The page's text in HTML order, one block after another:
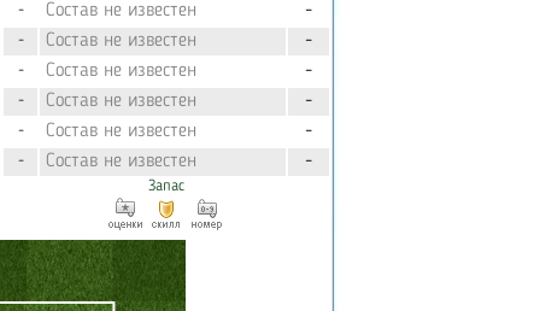
- Состав не известен -
- Состав не известен -
- Состав не известен -
- Состав не известен -
- Состав не известен -
- Состав не известен -
Запас